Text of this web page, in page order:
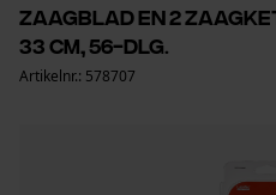
zaagblad en 2
33 cm, 56-dlg.
Artikelnr.: 578707